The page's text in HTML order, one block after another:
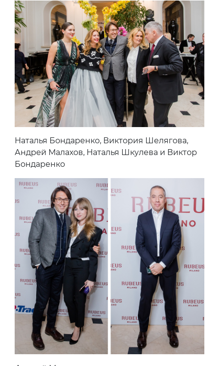
Наталья Бондаренко, Виктория Шелягова,
Андрей Малахов, Наталья Шкулева и Виктор
Бондаренко